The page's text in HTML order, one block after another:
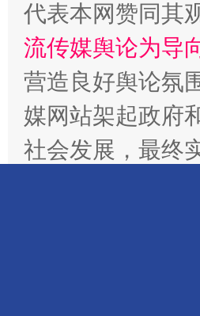
完善运行机制助力责任有效
代表本网赞同其
流传媒舆论为导
营造良好舆论氛
媒网站架起政府
社会发展，最终